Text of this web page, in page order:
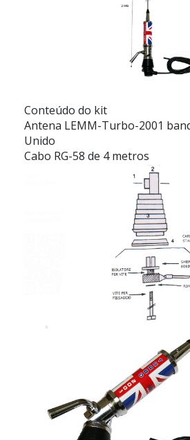
Conteúdo do kit
Antena LEMM-Turbo-2001
Unido
Cabo RG-58 de 4 metros